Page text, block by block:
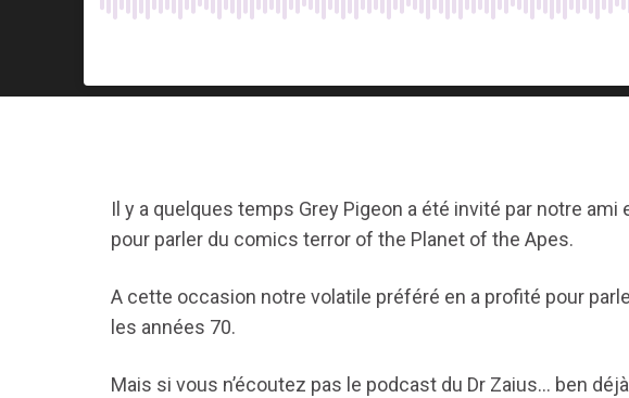
Il y a quelques temps Grey Pigeon a été invité par notre
pour parler du comics terror of the Planet of the Apes.
A cette occasion notre volatile préféré en a profité pour
les années 70.
Mais si vous n’écoutez pas le podcast du Dr Zaius… ben